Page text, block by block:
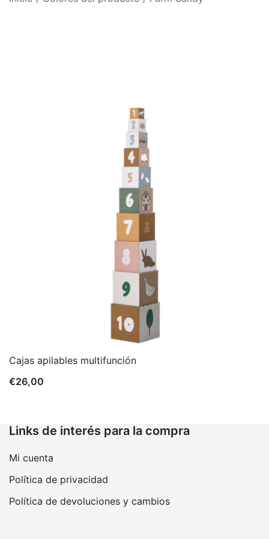
Cajas apilables multifunción
€26,00
Links de interés para la compra
Mi cuenta
Política de privacidad
Política de devoluciones y cambios